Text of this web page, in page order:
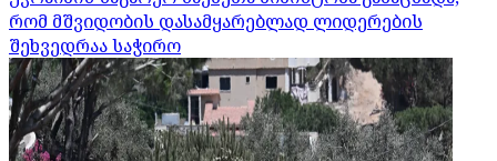
რომ მშვიდობის დასამყარებლად ლიდერების
შეხვედრაა საჭირო